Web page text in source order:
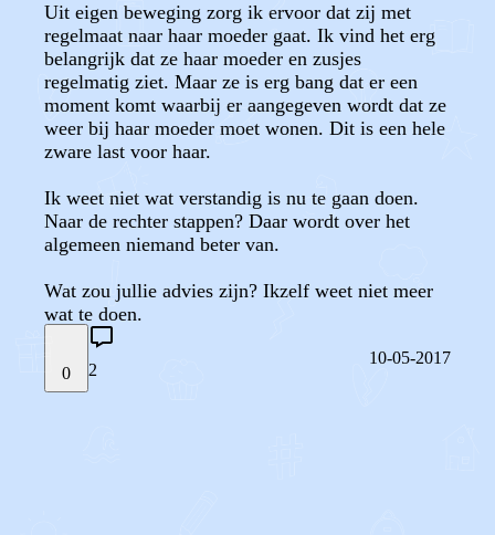
Uit eigen beweging zorg ik ervoor dat zij met
regelmaat naar haar moeder gaat. Ik vind het erg
belangrijk dat ze haar moeder en zusjes
regelmatig ziet. Maar ze is erg bang dat er een
moment komt waarbij er aangegeven wordt dat ze
weer bij haar moeder moet wonen. Dit is een hele
zware last voor haar.
Ik weet niet wat verstandig is nu te gaan doen.
Naar de rechter stappen? Daar wordt over het
algemeen niemand beter van.
Wat zou jullie advies zijn? Ikzelf weet niet meer
wat te doen.
0 2
10-05-2017